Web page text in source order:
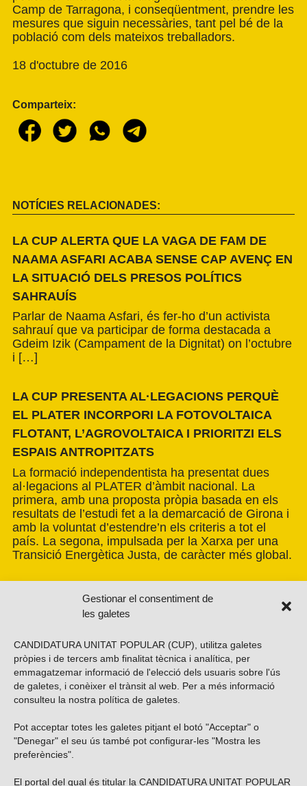
Gestionar el consentiment de
les galetes
CANDIDATURA UNITAT POPULAR (CUP), utilitza galetes
pròpies i de tercers amb finalitat tècnica i analítica, per
emmagatzemar informació de l'elecció dels usuaris sobre l'ús
de galetes, i conèixer el trànsit al web. Per a més informació
consulteu la nostra política de galetes
Pot acceptar totes les galetes pitjant el botó "Acceptar" o
"Denegar" el seu ús també pot configurar-les "Mostra les
preferències".
El portal del qual és titular la CANDIDATURA UNITAT POPULAR
Camp de Tarragona, i conseqüentment, prendre les
mesures que siguin necessàries, tant pel bé de la
població com dels mateixos treballadors.
18 d'octubre de 2016
Comparteix:
NOTÍCIES RELACIONADES:
LA CUP ALERTA QUE LA VAGA DE FAM DE
NAAMA ASFARI ACABA SENSE CAP AVENÇ EN
LA SITUACIÓ DELS PRESOS POLÍTICS
SAHRAUÍS
Parlar de Naama Asfari, és fer-ho d’un activista
sahrauí que va participar de forma destacada a
Gdeim Izik (Campament de la Dignitat) on l’octubre
i […]
LA CUP PRESENTA AL·LEGACIONS PERQUÈ
EL PLATER INCORPORI LA FOTOVOLTAICA
FLOTANT, L’AGROVOLTAICA I PRIORITZI ELS
ESPAIS ANTROPITZATS
La formació independentista ha presentat dues
al·legacions al PLATER d’àmbit nacional. La
primera, amb una proposta pròpia basada en els
resultats de l’estudi fet a la demarcació de Girona i
amb la voluntat d’estendre’n els criteris a tot el
país. La segona, impulsada per la Xarxa per una
Transició Energètica Justa, de caràcter més global.
Vols subscriure’t al nostre butlletí?